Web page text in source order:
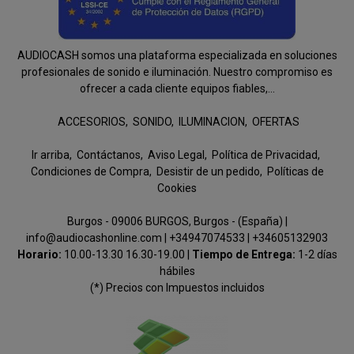
AUDIOCASH somos una plataforma especializada en soluciones
profesionales de sonido e iluminación. Nuestro compromiso es
ofrecer a cada cliente equipos fiables,...
ACCESORIOS SONIDO ILUMINACION OFERTAS
Ir arriba Contáctanos Aviso Legal
Política de Privacidad
Condiciones de Compra
Desistir de un pedido
Políticas de
Cookies
Burgos - 09006 BURGOS, Burgos - (España) |
info@audiocashonline.com | +34947074533
+34605132903
Horario: 10.00-13.30 16.30-19.00 | Tiempo de Entrega: 1-2 días
hábiles
(*) Precios con Impuestos incluidos